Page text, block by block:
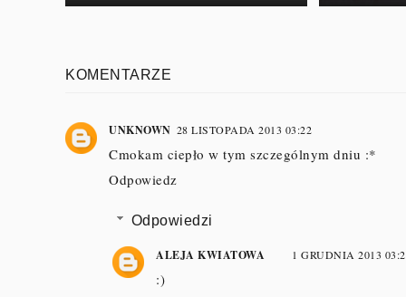
KOMENTARZE
UNKNOWN 28 LISTOPADA 2013 03:22
Cmokam ciepło w tym szczególnym dniu :*
Odpowiedz
Odpowiedzi
ALEJA KWIATOWA 1 GRUDNIA 2013
:)